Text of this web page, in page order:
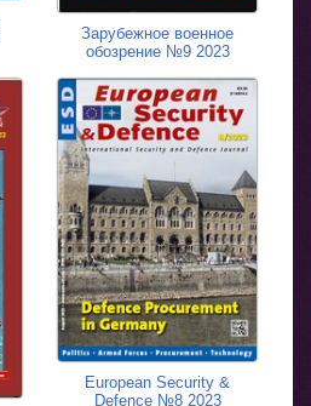
Зарубежное военное
обозрение №9 2023
European Security &
Defence №8 2023